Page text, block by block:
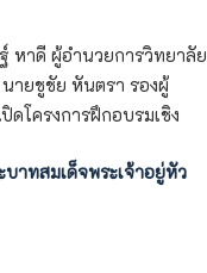
หาดี ผู้อำนวยการวิทยาลัย
ายชูชัย หันตรา รองผู้
ดโครงการฝึกอบรมเชิง
าทสมเด็จพระเจ้าอยู่หัว